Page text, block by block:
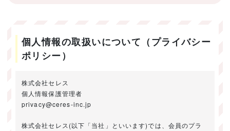
個人情報の取扱いについて（プライバシー
ポリシー）
株式会社セレス
個人情報保護管理者
privacy@ceres-inc.jp
株式会社セレス(以下「当社」といいます)では、会員のプラ